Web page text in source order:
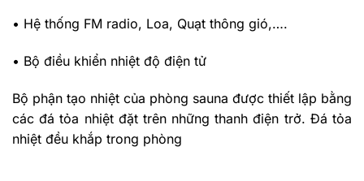
• Hệ thống FM radio, Loa, Quạt thông gió,….
• Bộ điều khiển nhiệt độ điện tử
Bộ phận tạo nhiệt của phòng sauna được thiết lập bằng
các đá tỏa nhiệt đặt trên những thanh điện trở. Đá tỏa
nhiệt đều khắp trong phòng